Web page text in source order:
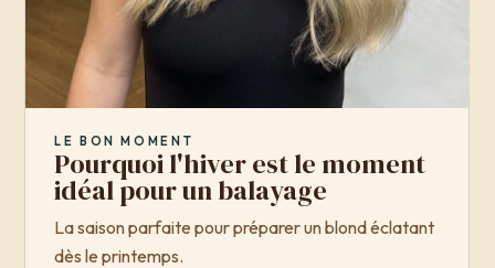
LE BON MOMENT
Pourquoi l'hiver est le moment
idéal pour un balayage
La saison parfaite pour préparer un blond éclatant
dès le printemps.